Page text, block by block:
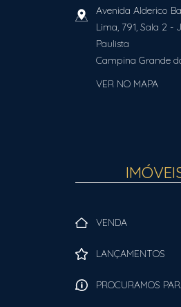
Avenida Alderico
Lima, 791, Sala 2 -
Paulista
Campina Grande
VER NO MAPA
VENDA
LANÇAMENTOS
PROCURAMOS